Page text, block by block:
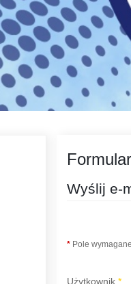
Wyślij e-
* Pole wymagane
Użytkownik *